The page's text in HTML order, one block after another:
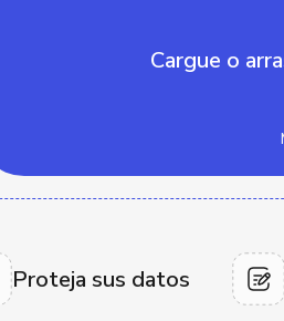
Cargue o
Proteja sus datos